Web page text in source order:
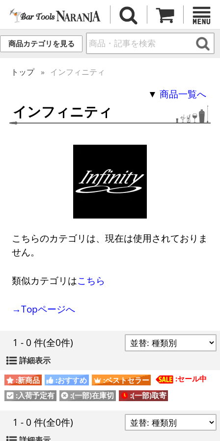
商品カテゴリを見る
トップ インフィニティ
インフィニティ
▼商品一覧へ
こちらのカテゴリは、現在は使用されておりま
せん。
類似カテゴリはこちら
→Topページへ
1 - 0 件(全0件)
詳細表示
:新商品 :おすすめ :ベストセラー
:セール中
:入荷予定有
:(一部)在庫切 :(一部)取寄
1 - 0 件(全0件)